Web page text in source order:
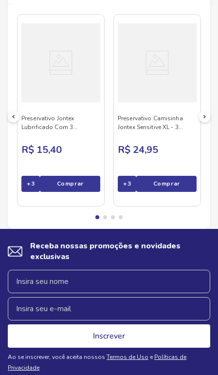
de produtos JONTEX, confira abaixo:
Preservativo Jontex
Lubrificado Com 3
R$ 15,40
+3 Comprar
Preservativo Camisinha
Jontex Sensitive XL - 3
R$ 24,95
+3 Comprar
Receba nossas promoções e novidades
exclusivas
Inscrever
Ao se inscrever, você aceita nossos Termos de Uso e Políticas de
Privacidade